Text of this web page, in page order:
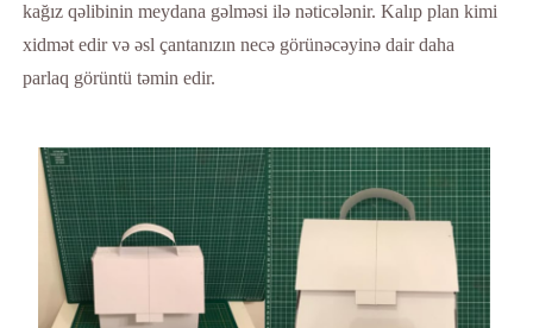
kağız qəlibinin meydana gəlməsi ilə nəticələnir. Kalıp plan kimi
xidmət edir və əsl çantanızın necə görünəcəyinə dair daha
parlaq görüntü təmin edir.